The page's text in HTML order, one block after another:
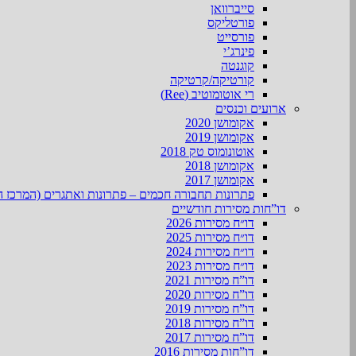
סייברוואן
פורטליקס
פורסייט
פינרג’י
קוגנטה
קורטיקה/קרטיקה
רי אוטומוטיב (Ree)
ארועים וכנסים
אקומושן 2020
אקומושן 2019
אוטונומוס טק 2018
אקומושן 2018
אקומושן 2017
פתרונות תחבורה חכמים – פתרונות ואתגרים (המרכז
דו”חות מסירות חודשיים
דו״ח מסירות 2026
דו״ח מסירות 2025
דו״ח מסירות 2024
דו״ח מסירות 2023
דו”ח מסירות 2021
דו”ח מסירות 2020
דו”ח מסירות 2019
דו”ח מסירות 2018
דו”ח מסירות 2017
דו”חות מסירות 2016